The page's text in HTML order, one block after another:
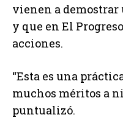
vienen a demostrar
y que en El
acciones.
“Esta es una
muchos méritos a
puntualizó.